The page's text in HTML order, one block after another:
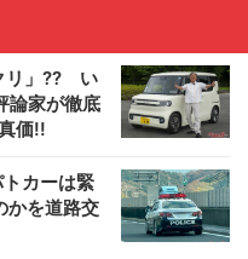
リ」?? い
論家が徹底
価!!
カーは緊
かを道路交